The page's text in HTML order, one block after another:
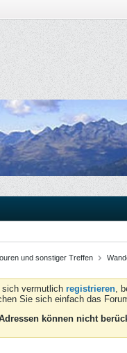
und sonstiger Treffen
vermutlich registrieren,
Sie sich einfach das
können nicht